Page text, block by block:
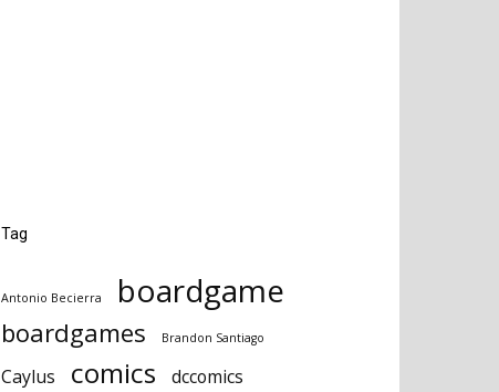
Tag
Antonio Becierra boardgame
boardgames Brandon Santiago
Caylus comics dccomics